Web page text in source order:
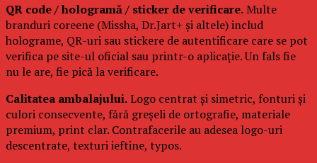
QR code / hologramă / sticker de verificare.Multe
branduri coreene (Missha, Dr.Jart+ și altele) includ
holograme, QR-uri sau stickere de autentificare care se pot
verifica pe site-ul oficial sau printr-o aplicație. Un fals fie
nu le are, fie pică la verificare.
Calitatea ambalajului.Logo centrat și simetric, fonturi și
culori consecvente, fără greșeli de ortografie, materiale
premium, print clar. Contrafacerile au adesea logo-uri
descentrate, texturi ieftine, typos.